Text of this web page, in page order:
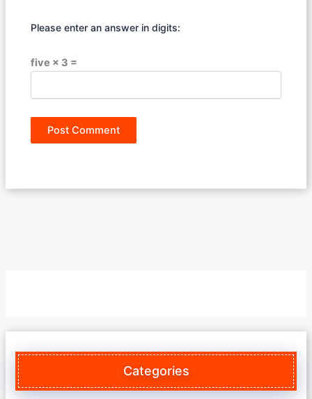
Please enter an answer in digits:
five × 3 =
Categories